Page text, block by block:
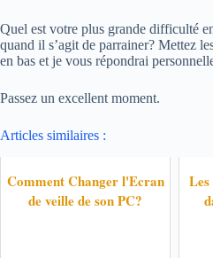
Quel est votre plus grande difficulté
quand il s’agit de parrainer? Mettez
en bas et je vous répondrai
Passez un excellent moment.
Articles similaires :
Comment Changer l'Ecran
de veille de son PC?